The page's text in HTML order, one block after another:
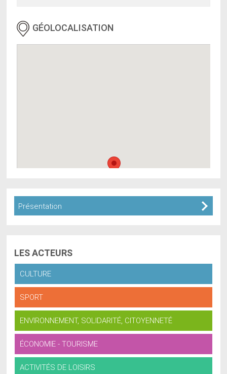
GÉOLOCALISATION
Présentation
LESACTEURS
CULTURE
SPORT
ENVIRONNEMENT, SOLIDARITÉ, CITOYENNETÉ
ÉCONOMIE - TOURISME
ACTIVITÉS DE LOISIRS